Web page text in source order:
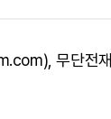
무단전재